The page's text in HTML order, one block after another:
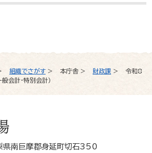
組織でさがす > 本庁舎 > 財政課 >
令和8
会計・特別会計）
南巨摩郡身延町切石350